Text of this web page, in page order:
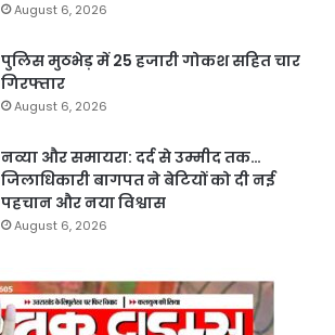
August 6, 2026
पुलिस मुठभेड़ में 25 हजारी गोकश सहित चार
गिरफ्तार
August 6, 2026
नव्या और समायरा: दर्द से उम्मीद तक…
जिलाधिकारी बागपत ने बेटियों को दी नई
पहचान और नया विश्वास
August 6, 2026